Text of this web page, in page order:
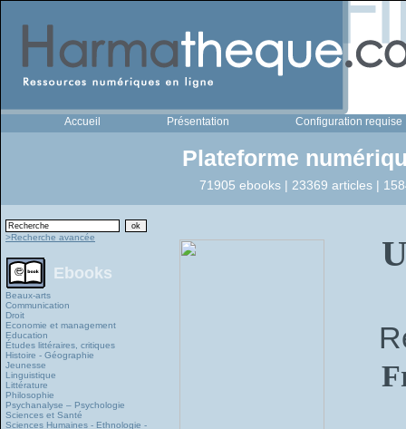
Accueil Présentation Configuration requise
Plateforme
71905 ebooks | 23369 articles |
>Recherche avancée
Ebooks
Beaux-arts
Communication
Droit
Economie et management
Education
Études littéraires, critiques
Histoire - Géographie
Jeunesse
Linguistique
Littérature
Philosophie
Psychanalyse – Psychologie
Sciences et Santé
Sciences Humaines - Ethnologie -